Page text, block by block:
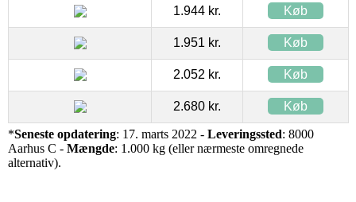
1.944 kr. Køb
1.951 kr. Køb
2.052 kr. Køb
2.680 kr. Køb
*Seneste opdatering: 17. marts 2022 - Leveringssted: 8000
Aarhus C - Mængde: 1.000 kg (eller nærmeste omregnede
alternativ).